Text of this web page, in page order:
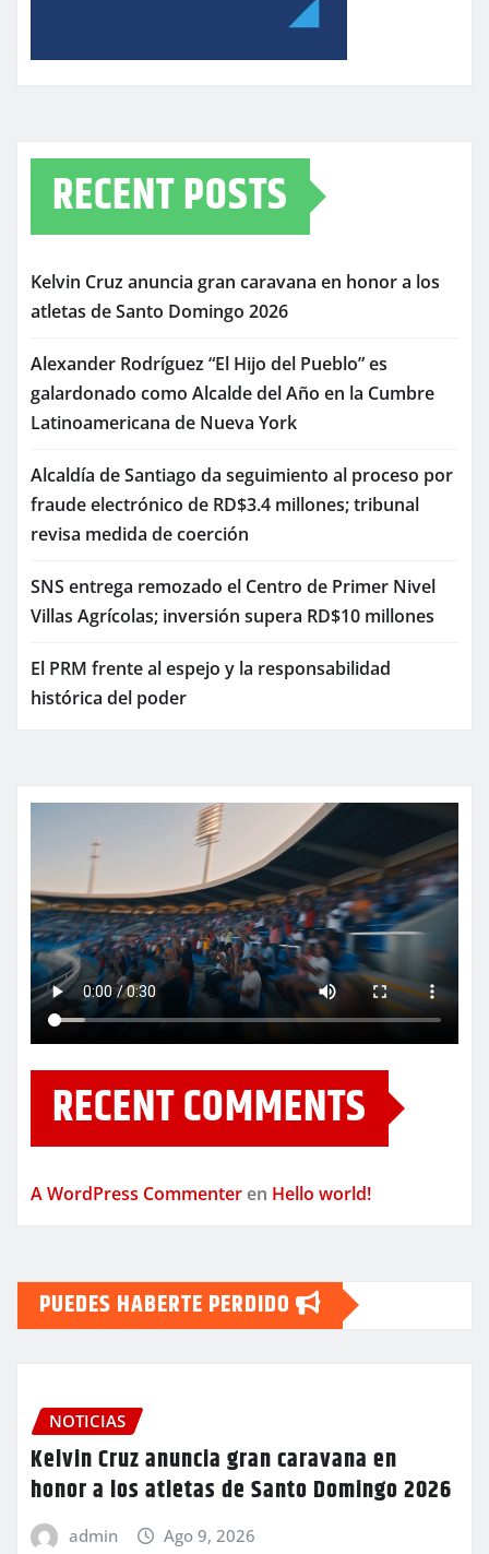
RECENT POSTS
Kelvin Cruz anuncia gran caravana en honor a los
atletas de Santo Domingo 2026
Alexander Rodríguez “El Hijo del Pueblo” es
galardonado como Alcalde del Año en la Cumbre
Latinoamericana de Nueva York
Alcaldía de Santiago da seguimiento al proceso por
fraude electrónico de RD$3.4 millones; tribunal
revisa medida de coerción
SNS entrega remozado el Centro de Primer Nivel
Villas Agrícolas; inversión supera RD$10 millones
El PRM frente al espejo y la responsabilidad
histórica del poder
RECENT COMMENTS
A WordPress Commenter en Hello world!
PUEDES HABERTE PERDIDO
NOTICIAS
Kelvin Cruz anuncia gran caravana en
honor a los atletas de Santo Domingo 2026
admin Ago 9, 2026